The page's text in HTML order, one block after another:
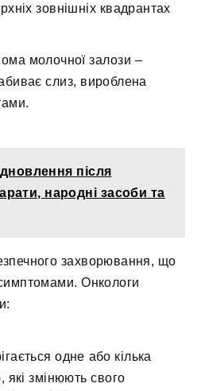
зовнішніх квадрантах
молочної залози –
слиз, вироблена
після
народні засоби та
захворювання, що
Онкологи
одне або кілька
які змінюють свого